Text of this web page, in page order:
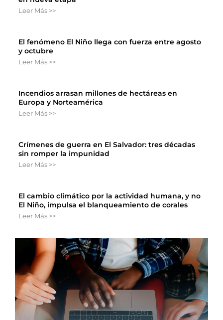
Leer Más >>
El fenómeno El Niño llega con fuerza entre agosto
y octubre
Leer Más >>
Incendios arrasan millones de hectáreas en
Europa y Norteamérica
Leer Más >>
Crímenes de guerra en El Salvador: tres décadas
sin romper la impunidad
Leer Más >>
El cambio climático por la actividad humana, y no
El Niño, impulsa el blanqueamiento de corales
Leer Más >>